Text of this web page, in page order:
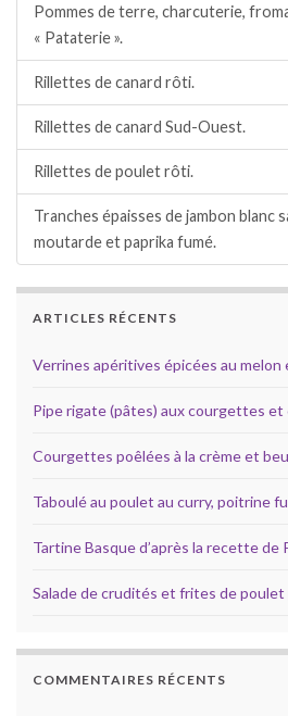
Pommes de terre, charcuterie,
« Pataterie ».
Rillettes de canard rôti.
Rillettes de canard Sud-Ouest.
Rillettes de poulet rôti.
Tranches épaisses de jambon blanc
moutarde et paprika fumé.
ARTICLES RÉCENTS
Verrines apéritives épicées au
Pipe rigate (pâtes) aux courgettes et
Courgettes poêlées à la crème et
Taboulé au poulet au curry, poitrine
Tartine Basque d’après la recette de
Salade de crudités et frites de poulet
COMMENTAIRES RÉCENTS